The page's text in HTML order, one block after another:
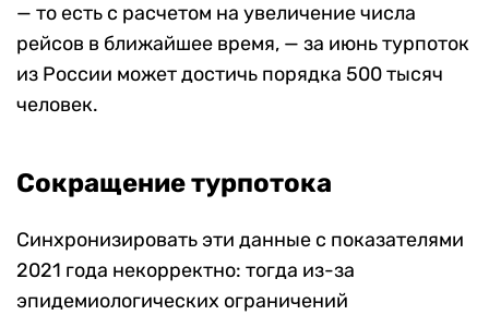
— то есть с расчетом на увеличение числа
рейсов в ближайшее время, — за июнь турпоток
из России может достичь порядка 500 тысяч
человек.
Сокращение турпотока
Синхронизировать эти данные с показателями
2021 года некорректно: тогда из-за
эпидемиологических ограничений